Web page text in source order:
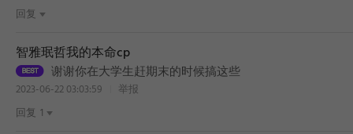
回复
智雅珉哲我的本命cp
谢谢你在大学生赶期末的时候搞这些
2023-06-22 03:03:59
举报
回复 1